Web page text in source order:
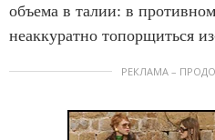
объема в талии: в
неаккуратно топорщиться
РЕКЛАМА –